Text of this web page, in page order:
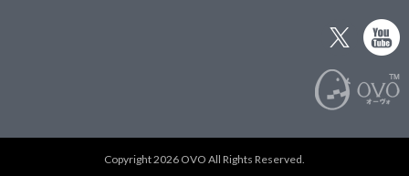
Copyright 2026 OVO All Rights Reserved.